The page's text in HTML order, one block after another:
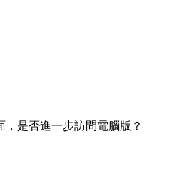
是否進一步訪問電腦版？